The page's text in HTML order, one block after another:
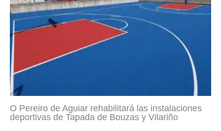
O Pereiro de Aguiar rehabilitará las instalaciones
deportivas de Tapada de Bouzas y Vilariño